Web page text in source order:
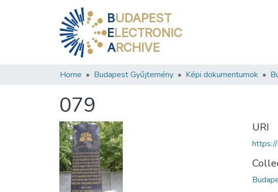
BUDAPEST
ELECTRONIC
ARCHIVE
Home Budapest Gyűjtemény Képi dokumentumok
079
URI